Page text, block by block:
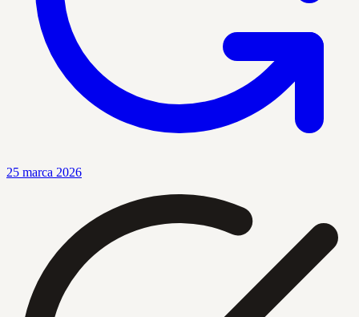
25 marca 2026